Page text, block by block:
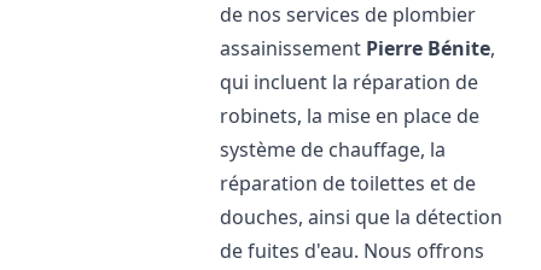
de nos services de plombier
assainissement Pierre Bénite,
qui incluent la réparation de
robinets, la mise en place de
système de chauffage, la
réparation de toilettes et de
douches, ainsi que la détection
de fuites d'eau. Nous offrons